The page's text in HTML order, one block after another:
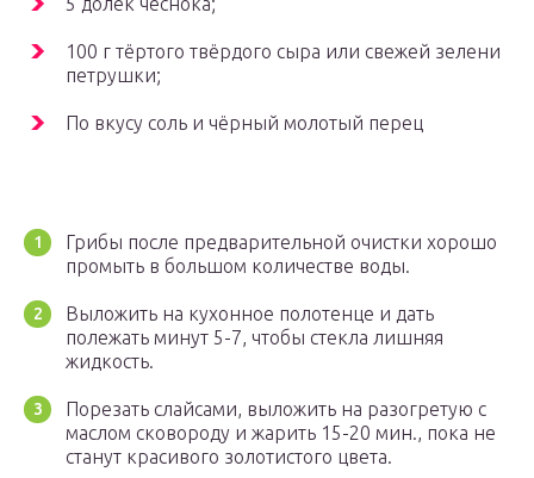
100 г тёртого твёрдого сыра или свежей зелени
петрушки;
По вкусу соль и чёрный молотый перец
Грибы после предварительной очистки хорошо
промыть в большом количестве воды.
Выложить на кухонное полотенце и дать
полежать минут 5-7, чтобы стекла лишняя
жидкость.
Порезать слайсами, выложить на разогретую с
маслом сковороду и жарить 15-20 мин., пока не
станут красивого золотистого цвета.